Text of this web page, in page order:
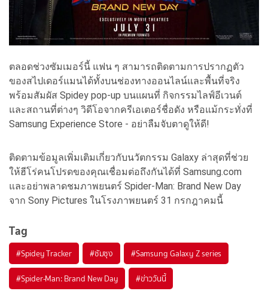
ตลอดช่วงซัมเมอร์นี้ แฟน ๆ สามารถติดตามการปรากฏตัว
ของสไปเดอร์แมนได้ทั้งบนช่องทางออนไลน์และพื้นที่จริง
พร้อมสัมผัส Spidey pop-up บนแผนที่ กิจกรรมไลฟ์อีเวนต์
และสถานที่ต่างๆ วิดีโอจากครีเอเตอร์ชื่อดัง หรือแม้กระทั่งที่
Samsung Experience Store - อย่าลืมจับตาดูให้ดี!
ติดตามข้อมูลเพิ่มเติมเกี่ยวกับนวัตกรรม Galaxy ล่าสุดที่ช่วย
ให้ฮีโร่คนโปรดของคุณเชื่อมต่อถึงกันได้ที่ Samsung.com
และอย่าพลาดชมภาพยนตร์ Spider-Man: Brand New Day
จาก Sony Pictures ในโรงภาพยนตร์ 31 กรกฎาคมนี้
Tag
#Spidey Tracker #ซัมซุง #Samsung Galaxy Z series
#Spider-Man: Brand New Day #ข่าววันนี้